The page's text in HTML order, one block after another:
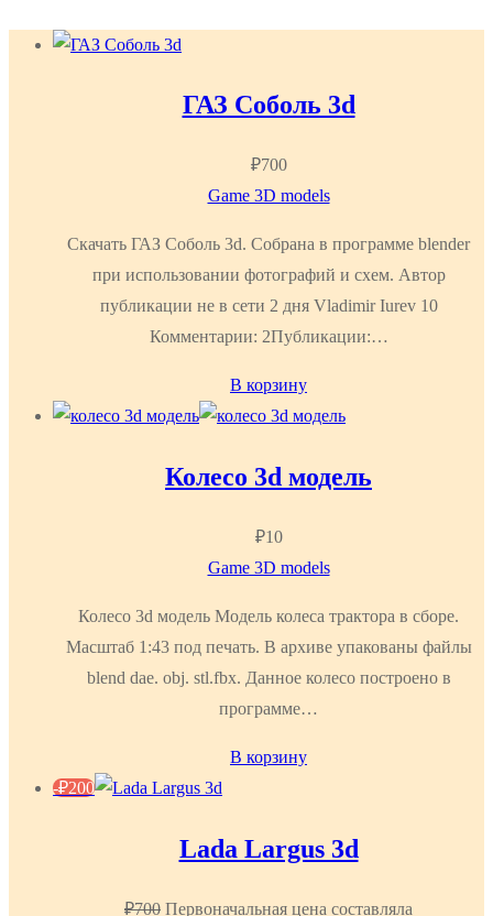
ГАЗ Соболь 3d
₽700
Game 3D models
Скачать ГАЗ Соболь 3d. Собрана в программе blender
при использовании фотографий и схем. Автор
публикации не в сети 2 дня Vladimir Iurev 10
Комментарии: 2Публикации:…
В корзину
Колесо 3d модель
₽10
Game 3D models
Колесо 3d модель Модель колеса трактора в сборе.
Масштаб 1:43 под печать. В архиве упакованы файлы
blend dae. obj. stl.fbx. Данное колесо построено в
программе…
В корзину
-₽200
Lada Largus 3d
₽700 Первоначальная цена составляла